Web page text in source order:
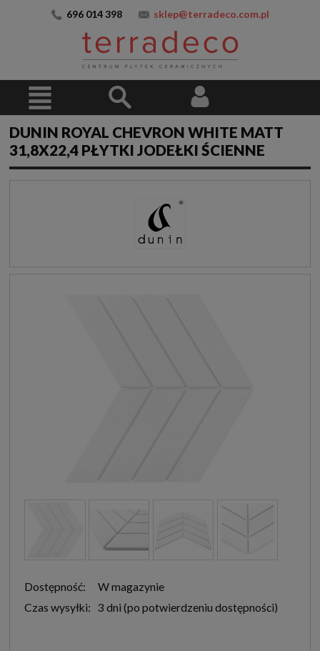
696 014 398 sklep@terradeco.com.pl
DUNIN ROYAL CHEVRON WHITE MATT
31,8X22,4 PŁYTKI JODEŁKI ŚCIENNE
Dostępność:
W magazynie
Czas wysyłki: 3 dni